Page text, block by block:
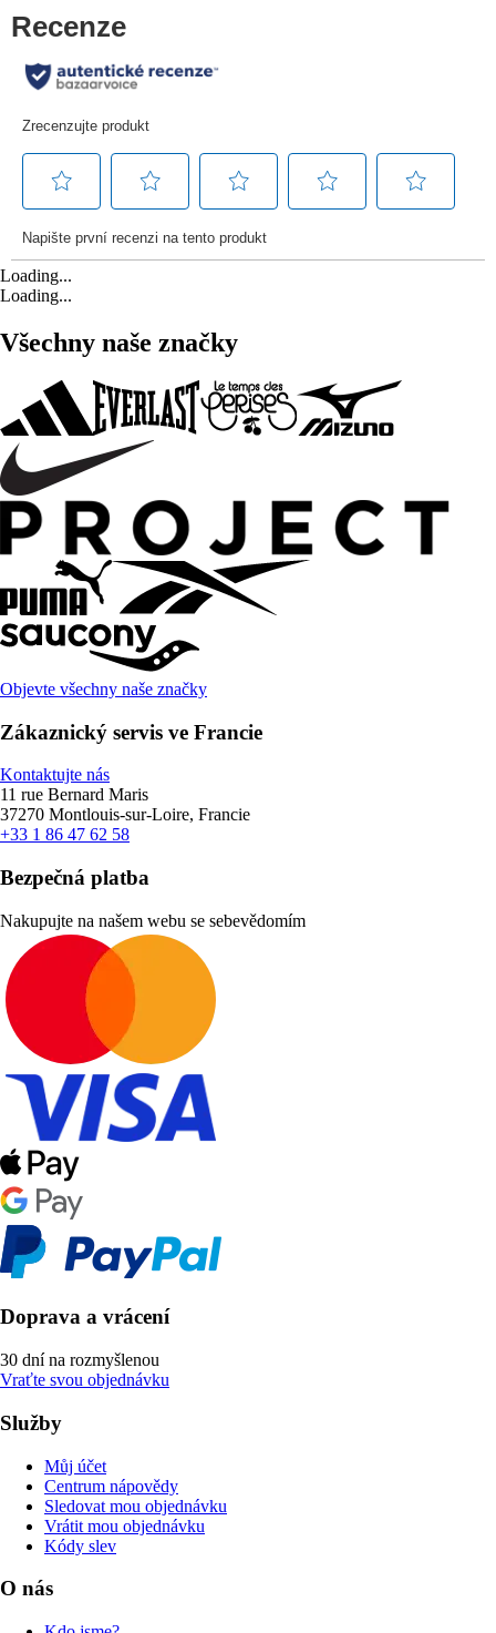
Loading...
Loading...
Všechny naše značky
Objevte všechny naše značky
Zákaznický servis ve Francie
Kontaktujte nás
11 rue Bernard Maris
37270 Montlouis-sur-Loire, Francie
+33 1 86 47 62 58
Bezpečná platba
Nakupujte na našem webu se sebevědomím
Doprava a vrácení
30 dní na rozmyšlenou
Vraťte svou objednávku
Služby
Můj účet
Centrum nápovědy
Sledovat mou objednávku
Vrátit mou objednávku
Kódy slev
O nás